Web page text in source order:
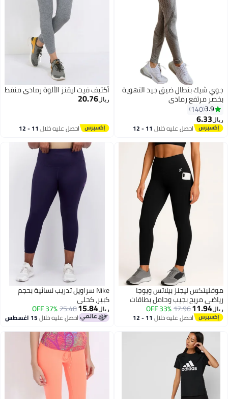
6
جوي شيك بنطال ضيق جيد التهوية
بخصر مرتفع رمادي
3.9
140
ريال6.33
احصل عليه خلال 11 - 12
15
أكتيف فيت ليقنز الألوة رمادي منقط
ريال20.76
احصل عليه خلال 11 - 12
موفليتكس ليجنز بيلاتس ويوجا
رياضي مريح بجيب وحامل بطاقات
بجودة عالية
ريال11.94
17.96
33% OFF
احصل عليه خلال 11 - 12
Nike سراويل تدريب نسائية بحجم
كبير، كحلي
ريال15.84
25.48
37% OFF
احصل عليه خلال15 اغسطس